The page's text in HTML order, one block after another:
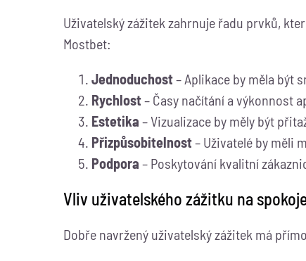
Uživatelský zážitek zahrnuje řadu prvků,
Mostbet:
Jednoduchost– Aplikace by měla být
Rychlost– Časy načítání a výkonnost
Estetika – Vizualizace by měly být
Přizpůsobitelnost– Uživatelé by měli
Podpora – Poskytování kvalitní
Vliv uživatelského zážitku na
Dobře navržený uživatelský zážitek má